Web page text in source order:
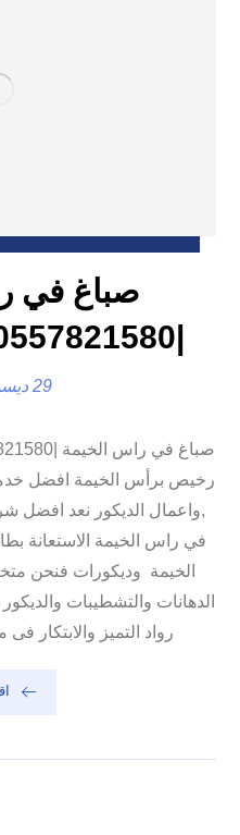
صباغ في
29 ديسمبر، 2024
رخيص برأس الخيمة افضل
,واعمال الديكور نعد افضل
في راس الخيمة الاستعانة
الخيمة وديكورات فنحن
الدهانات والتشطيبات
رواد التميز والابتكار